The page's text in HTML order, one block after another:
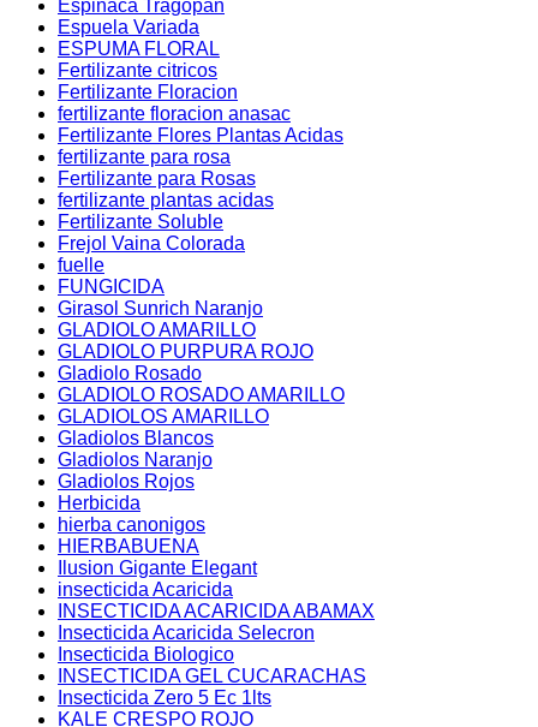
Espinaca Tragopan
Espuela Variada
ESPUMA FLORAL
Fertilizante citricos
Fertilizante Floracion
fertilizante floracion anasac
Fertilizante Flores Plantas Acidas
fertilizante para rosa
Fertilizante para Rosas
fertilizante plantas acidas
Fertilizante Soluble
Frejol Vaina Colorada
fuelle
FUNGICIDA
Girasol Sunrich Naranjo
GLADIOLO AMARILLO
GLADIOLO PURPURA ROJO
Gladiolo Rosado
GLADIOLO ROSADO AMARILLO
GLADIOLOS AMARILLO
Gladiolos Blancos
Gladiolos Naranjo
Gladiolos Rojos
Herbicida
hierba canonigos
HIERBABUENA
Ilusion Gigante Elegant
insecticida Acaricida
INSECTICIDA ACARICIDA ABAMAX
Insecticida Acaricida Selecron
Insecticida Biologico
INSECTICIDA GEL CUCARACHAS
Insecticida Zero 5 Ec 1lts
KALE CRESPO ROJO